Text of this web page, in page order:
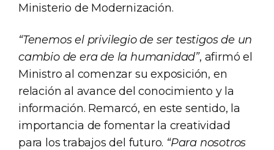
Ministerio de Modernización.
“Tenemos el privilegio de ser testigos de un
cambio de era de la humanidad”, afirmó el
Ministro al comenzar su exposición, en
relación al avance del conocimiento y la
información. Remarcó, en este sentido, la
importancia de fomentar la creatividad
para los trabajos del futuro. “Para nosotros